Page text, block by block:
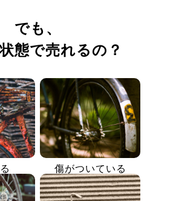
でも、
態で売れるの？
傷がついている